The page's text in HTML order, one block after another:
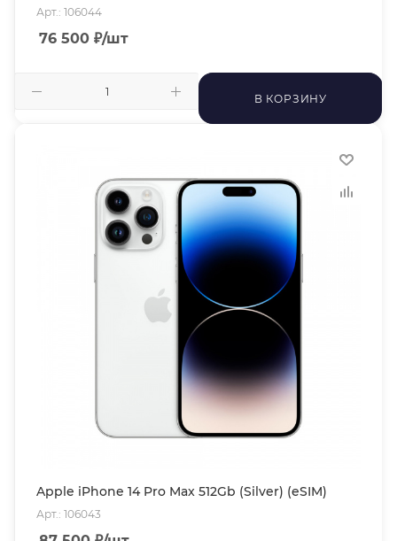
Арт.: 106044
76 500 ₽/шт
В КОРЗИНУ
Apple iPhone 14 Pro Max 512Gb (Silver) (eSIM)
Арт.: 106043